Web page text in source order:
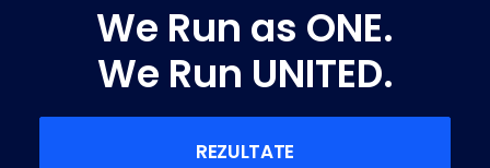
We Run as ONE.
We Run UNITED.
REZULTATE